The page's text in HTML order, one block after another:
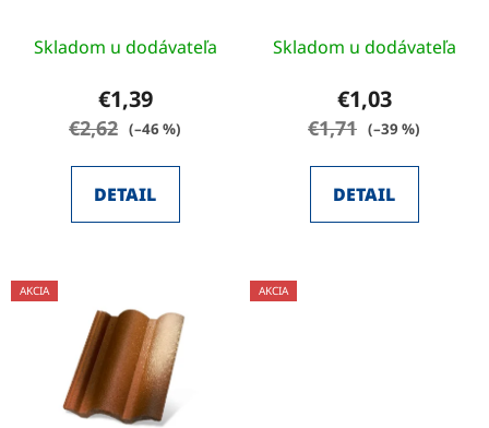
Skladom u dodávateľa
€1,39
€2,62 (–46 %)
DETAIL
Skladom u dodávateľa
€1,03
€1,71 (–39 %)
DETAIL
AKCIA AKCIA